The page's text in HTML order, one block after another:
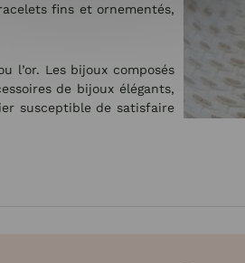
fins et ornementés,
l’or. Les bijoux composés
de bijoux élégants,
susceptible de satisfaire